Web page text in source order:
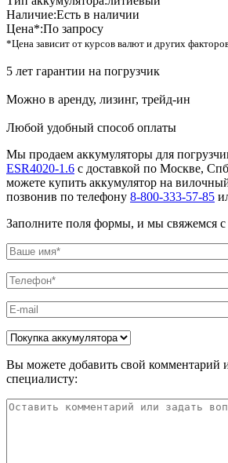
Наличие:Есть в наличии
Цена*:По запросу
*Цена зависит от курсов валют и других
5 лет гарантии на погрузчик
Можно в аренду, лизинг, трейд-ин
Любой удобный способ оплаты
Мы продаем аккумуляторы для
ESR4020-1.6 с доставкой по Москве,
можете купить аккумулятор на
позвонив по телефону 8-800-333-57-85
Заполните поля формы, и мы свяжемся с
Вы можете добавить свой комментарий
специалисту: